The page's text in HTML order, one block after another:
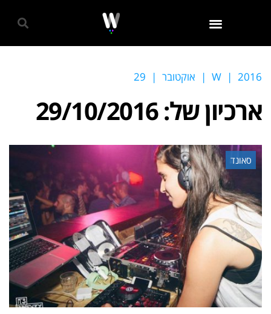
W | 2016
| אוקטובר |
29
ארכיון של:29/10/2016
סאונד